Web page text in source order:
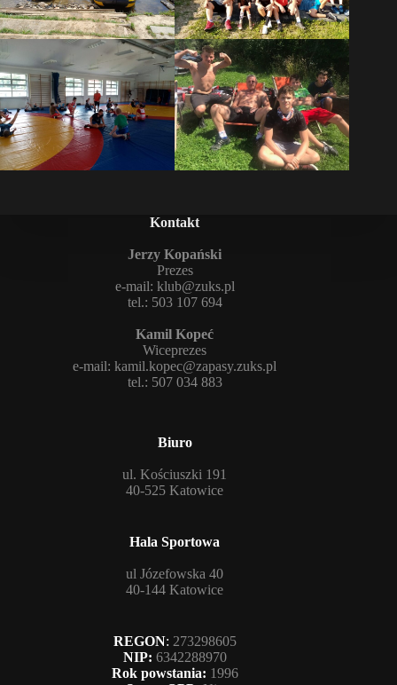
Kontakt
Jerzy Kopański
Prezes
e-mail: klub@zuks.pl
tel.: 503 107 694
Kamil Kopeć
Wiceprezes
e-mail:kamil.kopec@zapasy.zuks.pl
tel.: 507 034 883
Biuro
ul. Kościuszki 191
40-525 Katowice
Hala Sportowa
ul Józefowska 40
40-144 Katowice
REGON: 273298605
NIP: 6342288970
Rok powstania: 1996